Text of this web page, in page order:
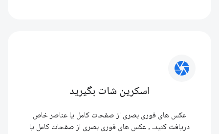
camera
اسکرین شات بگیرید
عکس های فوری بصری از صفحات کامل یا عناصر خاص
دریافت کنید. , عکس های فوری بصری از صفحات کامل یا